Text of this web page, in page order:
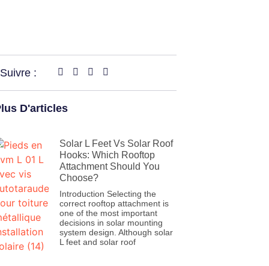
Suivre :
D'articles
Solar L Feet Vs Solar Roof
Hooks: Which Rooftop
Attachment Should You
Choose?
Introduction Selecting the
correct rooftop attachment is
one of the most important
decisions in solar mounting
system design. Although solar
L feet and solar roof